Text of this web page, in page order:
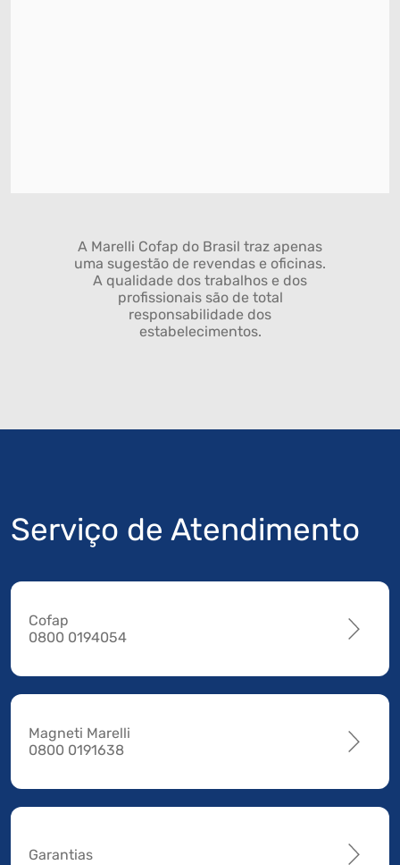
A Marelli Cofap do Brasil traz apenas
uma sugestão de revendas e oficinas.
A qualidade dos trabalhos e dos
profissionais são de total
responsabilidade dos
estabelecimentos.
Serviço de Atendimento
Cofap
0800 0194054
Magneti Marelli
0800 0191638
Garantias